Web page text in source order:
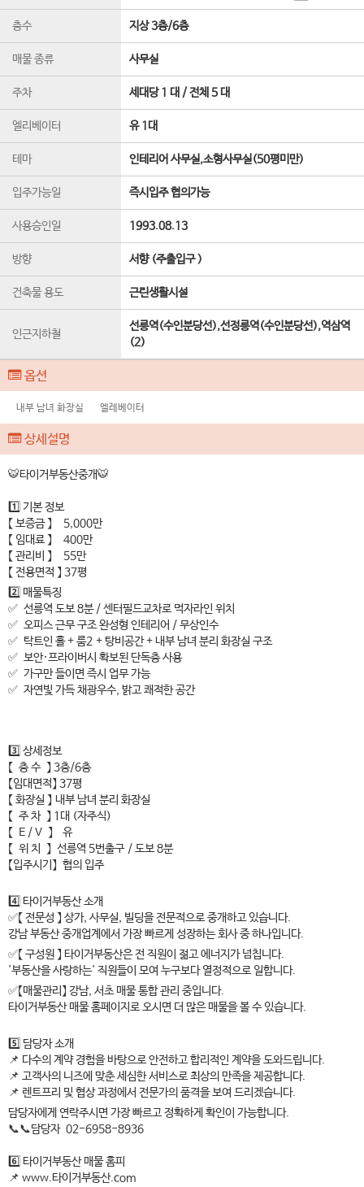
층수 지상 3층/6층
매물 종류 사무실
주차 세대당 1 대 / 전체 5 대
엘리베이터 유 1 대
테마 인테리어 사무실,소형사무실(50평미만)
입주가능일 즉시입주 협의가능
사용승인일 1993.08.13
방향 서향 (주출입구 )
건축물 용도 근린생활시설
인근지하철
선릉역(수인분당선),선정릉역(수인분당선),역삼역
(2)
옵션
내부 남녀 화장실 엘레베이터
상세설명
🐯타이거부동산중개🐯
1️⃣ 기본 정보
【 보증금 】 5,000만
【 임대료 】 400만
【 관리비 】 55만
【 전용면적 】 37평
2️⃣ 매물특징
✅ 선릉역 도보 8분 / 센터필드교차로 먹자라인 위치
✅ 오피스 근무 구조 완성형 인테리어 / 무상인수
✅ 탁트인 홀 + 룸2 + 탕비공간 + 내부 남녀 분리 화장실 구조
✅ 보안·프라이버시 확보된 단독층 사용
✅ 가구만 들이면 즉시 업무 가능
✅ 자연빛 가득 채광우수, 밝고 쾌적한 공간
3️⃣ 상세정보
【 층 수 】 3층/6층
【임대면적】 37평
【 화장실 】 내부 남녀 분리 화장실
【 주 차 】 1대 (자주식)
【 E / V 】 유
【 위 치 】 선릉역 5번출구 / 도보 8분
【입주시기】 협의 입주
4️⃣ 타이거부동산 소개
✅【 전문성 】 상가, 사무실, 빌딩을 전문적으로 중개하고 있습니다.
강남 부동산 중개업계에서 가장 빠르게 성장하는 회사 중 하나입니다.
✅【 구성원 】 타이거부동산은 전 직원이 젊고 에너지가 넘칩니다.
'부동산을 사랑하는' 직원들이 모여 누구보다 열정적으로 일합니다.
✅【매물관리】 강남, 서초 매물 통합 관리 중입니다.
타이거부동산 매물 홈페이지로 오시면 더 많은 매물을 볼 수 있습니다.
5️⃣ 담당자 소개
📌 다수의 계약 경험을 바탕으로 안전하고 합리적인 계약을 도와드립니다.
📌 고객사의 니즈에 맞춘 세심한 서비스로 최상의 만족을 제공합니다.
📌 렌트프리 및 협상 과정에서 전문가의 품격을 보여 드리겠습니다.
담당자에게 연락주시면 가장 빠르고 정확하게 확인이 가능합니다.
📞📞담당자 02-6958-8936
6️⃣ 타이거부동산 매물 홈피
📌 www.타이거부동산.com